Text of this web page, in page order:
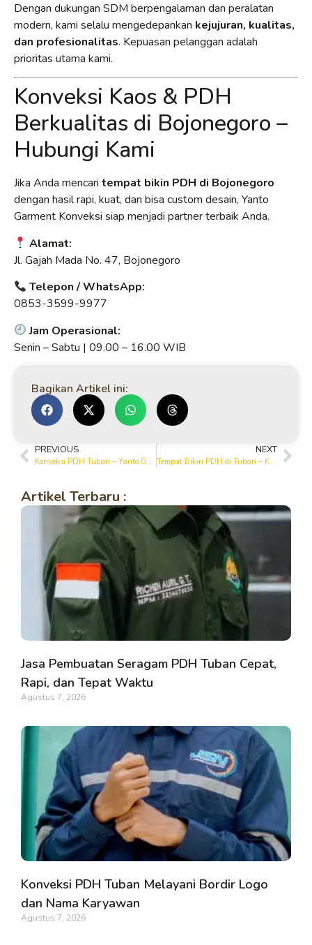
Dengan dukungan SDM berpengalaman dan peralatan
modern, kami selalu mengedepankan kejujuran, kualitas,
dan profesionalitas. Kepuasan pelanggan adalah
prioritas utama kami.
Konveksi Kaos & PDH
Berkualitas di Bojonegoro –
Hubungi Kami
Jika Anda mencari tempat bikin PDH di Bojonegoro
dengan hasil rapi, kuat, dan bisa custom desain, Yanto
Garment Konveksi siap menjadi partner terbaik Anda.
Alamat:
Jl. Gajah Mada No. 47, Bojonegoro
Telepon / WhatsApp:
0853-3599-9977
Jam Operasional:
Senin – Sabtu | 09.00 – 16.00 WIB
Bagikan Artikel ini:
PREVIOUS
Konveksi PDH Tuban – Yanto Garment & Printing House, Produksi Kemeja PDH Berkualitas
NEXT
Tempat Bikin PDH di Tuban – Kemeja PDH Rapi, Kuat & Custom Desain
Artikel Terbaru :
Jasa Pembuatan Seragam PDH Tuban Cepat,
Rapi, dan Tepat Waktu
Agustus 7, 2026
Konveksi PDH Tuban Melayani Bordir Logo
dan Nama Karyawan
Agustus 7, 2026